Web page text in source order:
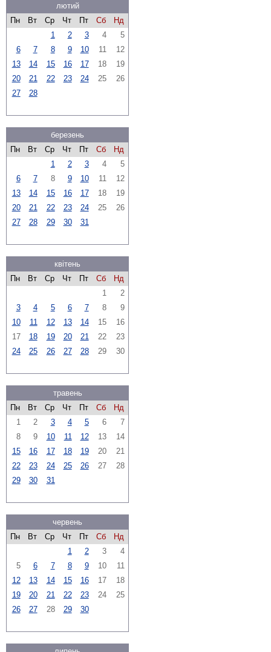
лютий
Пн
Вт Ср Чт Пт Сб
Нд
1
2 3 4
5
6
7 8 9 10 11
12
13
14 15 16 17 18
19
20
21 22 23 24 25
26
27
28
березень
Пн
Вт Ср Чт Пт Сб
Нд
1
2 3 4
5
6
7 8 9 10 11
12
13
14 15 16 17 18
19
20
21 22 23 24 25
26
27
28 29 30 31
квітень
Пн
Вт Ср Чт Пт Сб
Нд
1
2
3
4 5 6 7 8
9
10
11 12 13 14 15
16
17
18 19 20 21 22
23
24
25 26 27 28 29 30
травень
Пн
Вт Ср Чт Пт Сб
Нд
1
2 3 4 5 6
7
8
9 10 11 12 13
14
15
16 17 18 19 20
21
22
23 24 25 26 27
28
29
30 31
червень
Пн
Вт Ср Чт Пт Сб
Нд
1
2 3
4
5
6 7 8 9 10
11
12
13 14 15 16 17
18
19
20 21 22 23 24
25
26
27 28 29 30